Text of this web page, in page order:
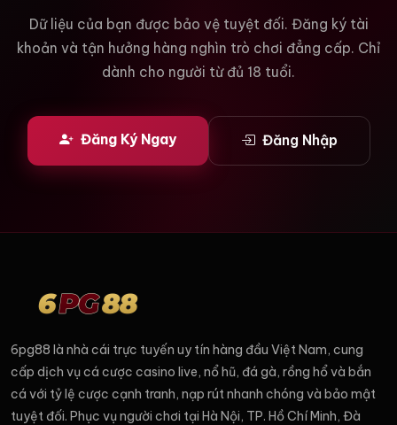
Dữ liệu của bạn được bảo vệ tuyệt đối. Đăng ký tài
khoản và tận hưởng hàng nghìn trò chơi đẳng cấp. Chỉ
dành cho người từ đủ 18 tuổi.
Đăng Ký Ngay Đăng Nhập
6pg88 là nhà cái trực tuyến uy tín hàng đầu Việt Nam, cung
cấp dịch vụ cá cược casino live, nổ hũ, đá gà, rồng hổ và bắn
cá với tỷ lệ cược cạnh tranh, nạp rút nhanh chóng và bảo mật
tuyệt đối. Phục vụ người chơi tại Hà Nội, TP. Hồ Chí Minh, Đà